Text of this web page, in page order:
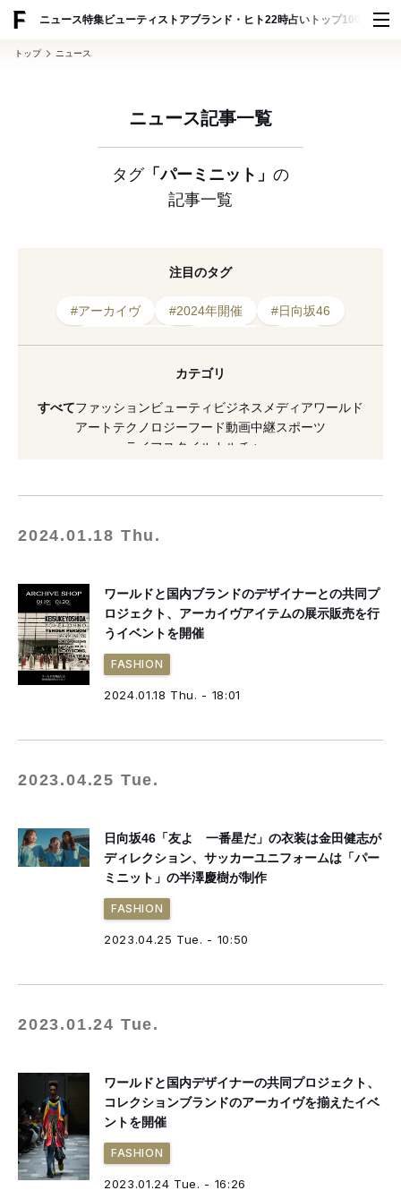
ニュース特集ビューティ ストアブランド・ヒト22時占い トップ100 スナッ
トップ ニュース
ニュース記事一覧
タグ「パーミニット」 の
記事一覧
注目のタグ
#アーカイヴ #2024年開催
#日向坂46
#ルルムウ
#リョウタムラカミ
#ピリングス
#半澤慶樹
カテゴリ
すべてファッションビューティ ビジネス メディアワールド
アート テクノロジーフード動画中継スポーツ
ライフスタイル
カルチャー
2024.01.18 Thu.
ワールドと国内ブランドのデザイナーとの共同プ
ロジェクト、アーカイヴアイテムの展示販売を行
うイベントを開催
FASHION
2024.01.18 Thu. - 18:01
2023.04.25 Tue.
日向坂46「友よ 一番星だ」の衣装は金田健志が
ディレクション、サッカーユニフォームは「パー
ミニット」の半澤慶樹が制作
FASHION
2023.04.25 Tue. - 10:50
2023.01.24 Tue.
ワールドと国内デザイナーの共同プロジェクト、
コレクションブランドのアーカイヴを揃えたイベ
ントを開催
FASHION
2023.01.24 Tue. - 16:26